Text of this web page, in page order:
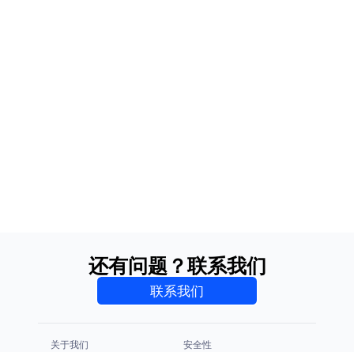
还有问题？联系我们
联系我们
关于我们 安全性